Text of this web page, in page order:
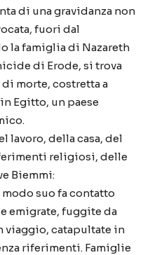
di una gravidanza non
fuori dal
la famiglia di Nazareth
di Erode, si trova
morte, costretta a
Egitto, un paese
lavoro, della casa, del
religiosi, delle
Biemmi:
suo fa contatto
emigrate, fuggite da
catapultate in
riferimenti. Famiglie